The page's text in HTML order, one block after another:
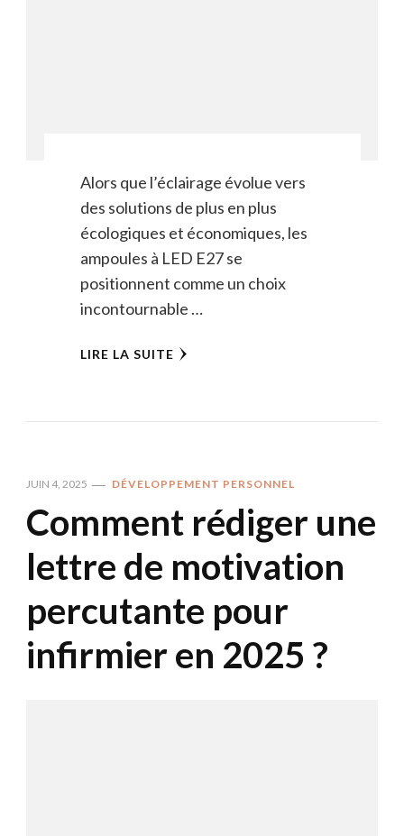
Alors que l’éclairage évolue vers
des solutions de plus en plus
écologiques et économiques, les
ampoules à LED E27 se
positionnent comme un choix
incontournable …
LIRE LA SUITE
JUIN 4, 2025 DÉVELOPPEMENT PERSONNEL
Comment rédiger une
lettre de motivation
percutante pour
infirmier en 2025 ?